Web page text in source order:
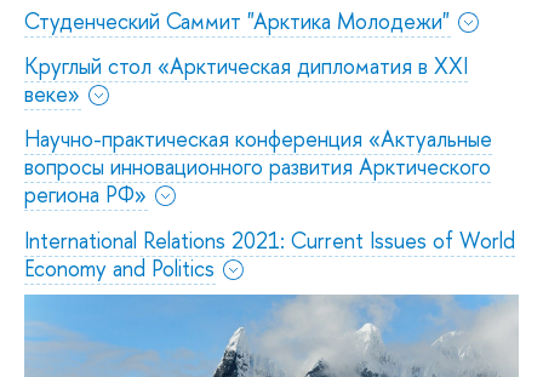
Студенческий Саммит "Арктика Молодежи"
Круглый стол «Арктическая дипломатия в ХХI
веке»
Научно-практическая конференция «Актуальные
вопросы инновационного развития Арктического
региона РФ»
International Relations 2021: Current Issues of World
Economy and Politics